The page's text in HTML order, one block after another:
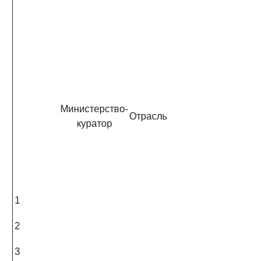
Министерство-
куратор
Отрасль
1
2
3